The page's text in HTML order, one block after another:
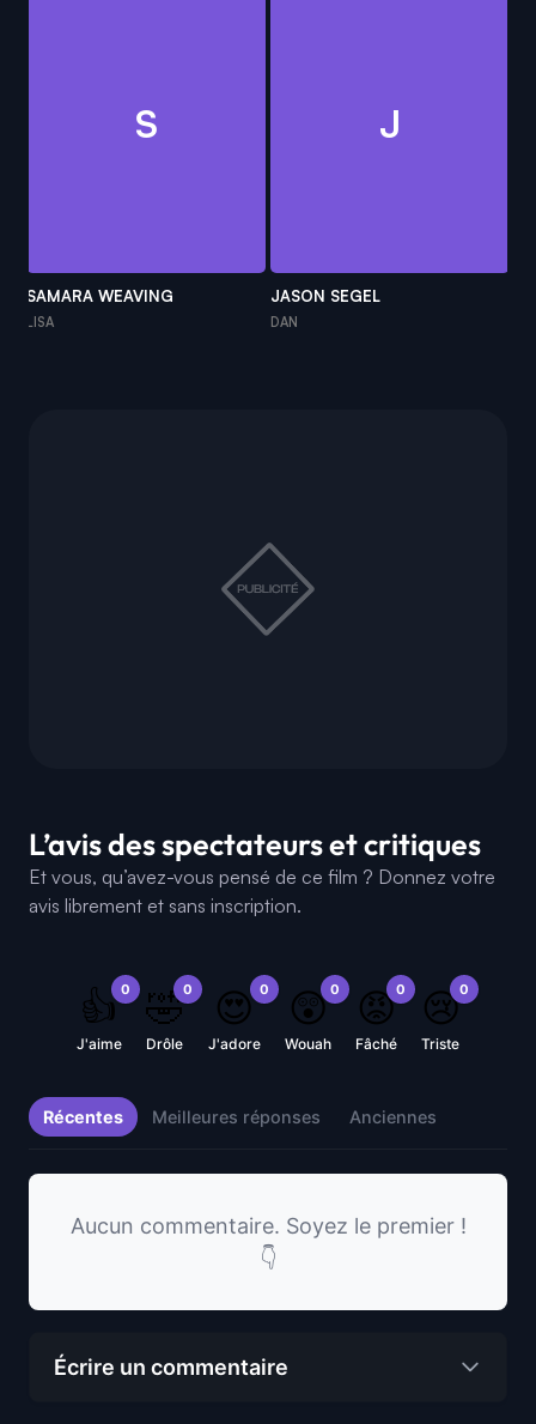
S
SAMARA WEAVING
LISA
J
JASON SEGEL
DAN
L’avis des spectateurs et critiques
Et vous, qu’avez-vous pensé de ce film ? Donnez votre
avis librement et sans inscription.
0
👍
J'aime
0
🤣
Drôle
0
😍
J'adore
0
😲
Wouah
0
😡
Fâché
0
😢
Triste
Récentes Meilleures réponses Anciennes
Aucun commentaire. Soyez le premier !
👇
Écrire un commentaire